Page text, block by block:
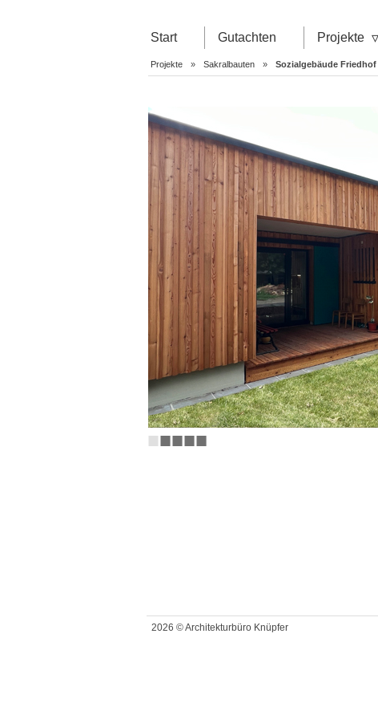
Start Gutachten Projekte ▿
Projekte » Sakralbauten » Sozialgebäude Friedhof
■■■■■
2026 © Architekturbüro Knüpfer